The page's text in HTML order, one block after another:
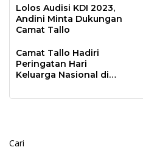
Alamsyah
Lolos Audisi KDI 2023,
Andini Minta Dukungan
Camat Tallo
Camat Tallo Hadiri
Peringatan Hari
Keluarga Nasional di
Cari